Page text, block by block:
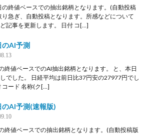
の終値ベースでの抽出銘柄となります。(自動投稿
り急ぎ、自動投稿となります。所感などについて
記事を更新します。 日付 コ[…]
AI予測
終値ベースでのAI抽出銘柄となります。 と、本日
でした。 日経平均は前日比37円安の27977円でし
コード 名称(ク[…]
のAI予測(速報版)
終値ベースでの抽出銘柄となります。(自動投稿版